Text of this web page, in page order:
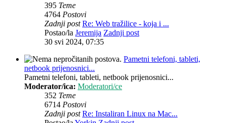
395 Teme
4764 Postovi
Zadnji post Re: Web tražilice - koja i ...
Postao/la Jeremija Zadnji post
30 svi 2024, 07:35
Pametni telefoni, tableti,
netbook prijenosnici...
Pametni telefoni, tableti, netbook prijenosnici...
Moderator/ica: Moderatori/ce
352 Teme
6714 Postovi
Zadnji post Re: Instaliran Linux na Mac...